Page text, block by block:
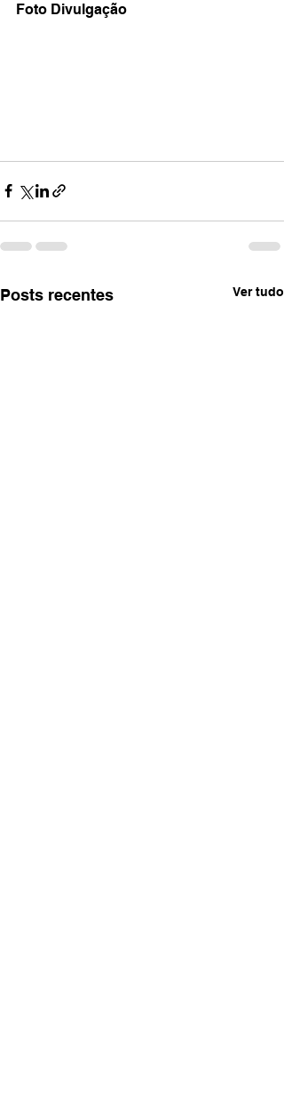
Foto Divulgação
Posts recentes Ver tudo